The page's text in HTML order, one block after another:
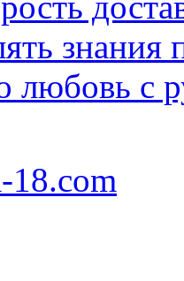
знания
с
18.com